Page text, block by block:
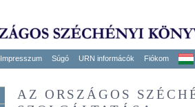
Impresszum Súgó URN informácók Fiókom
AZ ORSZÁGOS